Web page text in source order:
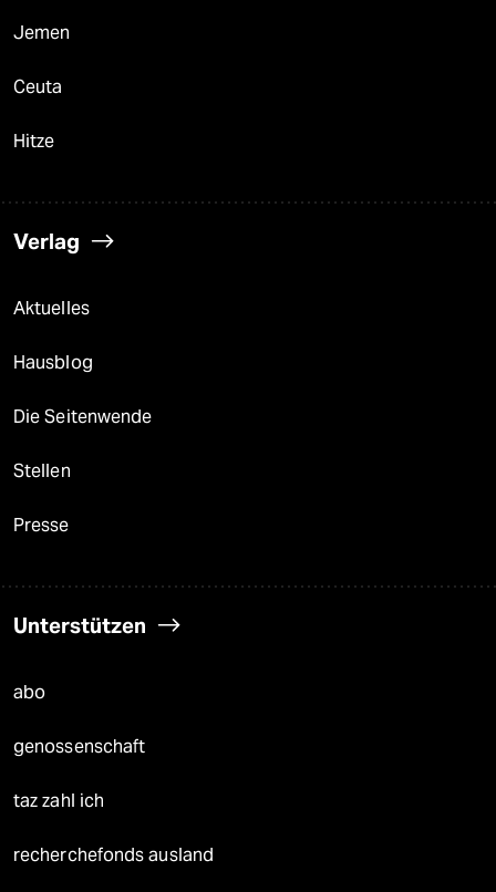
Jemen
Ceuta
Hitze
Verlag
Aktuelles
Hausblog
Die Seitenwende
Stellen
Presse
Unterstützen
abo
genossenschaft
taz zahl ich
recherchefonds ausland